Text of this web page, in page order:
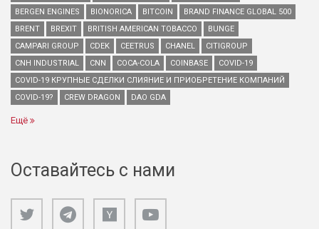
BERGEN ENGINES
BIONORICA BITCOIN
BRAND FINANCE GLOBAL 500
BRENT
BREXIT BRITISH AMERICAN TOBACCO
BUNGE
CAMPARI GROUP
CDEK CEETRUS CHANEL
CITIGROUP
CNH INDUSTRIAL
CNN COCA-COLA COINBASE
COVID-19
COVID-19 КРУПНЫЕ СДЕЛКИ СЛИЯНИЕ И ПРИОБРЕТЕНИЕ КОМПАНИЙ
COVID-19?
CREW DRAGON DAO GDA
Ещё
Оставайтесь с нами